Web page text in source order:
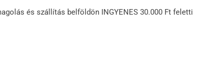
és szállítás belföldön INGYENES 30.000 Ft feletti